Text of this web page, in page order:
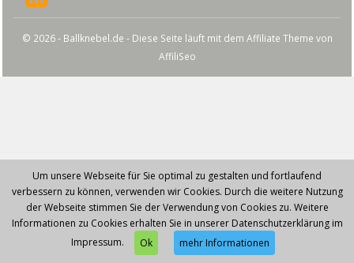
© 2026 - Ballknebel.de - Diese Seite läuft mit dem Affiliate Theme von
AffiliSeo
Um unsere Webseite für Sie optimal zu gestalten und fortlaufend
verbessern zu können, verwenden wir Cookies. Durch die weitere Nutzung
der Webseite stimmen Sie der Verwendung von Cookies zu. Weitere
Informationen zu Cookies erhalten Sie in unserer Datenschutzerklärung im
Impressum.
Ok mehr Informationen